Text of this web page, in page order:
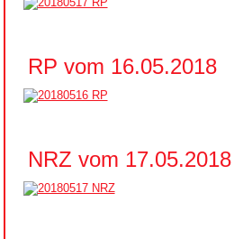
RP vom 16.05.2018
NRZ vom 17.05.2018